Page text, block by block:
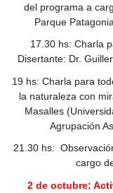
del programa a
Parque
17.30 hs: Charla
Disertante: Dr.
19 hs: Charla para
la naturaleza con
Masalles
Agrupación
21.30 hs:
cargo
2 de octubre: